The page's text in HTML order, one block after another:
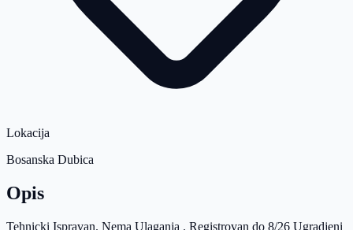
Lokacija
Bosanska Dubica
Opis
Tehnicki Ispravan. Nema Ulaganja . Registrovan do 8/26 Ugradjeni